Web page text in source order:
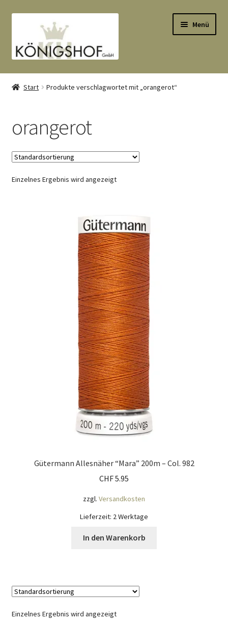
Navigation
springen
springen
Menü
Start
Anlässe
Datenauszug
Datenschutzbelehrung
KÖNIGSHOF-Lädeli
Kontaktformular
Kunden-/Mitarbeitergeschenke
Twint – QR-Code KÖNIGSHOF
Über uns
Start Produkte verschlagwortet mit „orangerot“
orangerot
Einzelnes Ergebnis wird angezeigt
Gütermann Allesnäher “Mara” 200m – Col. 982
CHF5.95
zzgl. Versandkosten
Lieferzeit: 2 Werktage
In den Warenkorb
Einzelnes Ergebnis wird angezeigt